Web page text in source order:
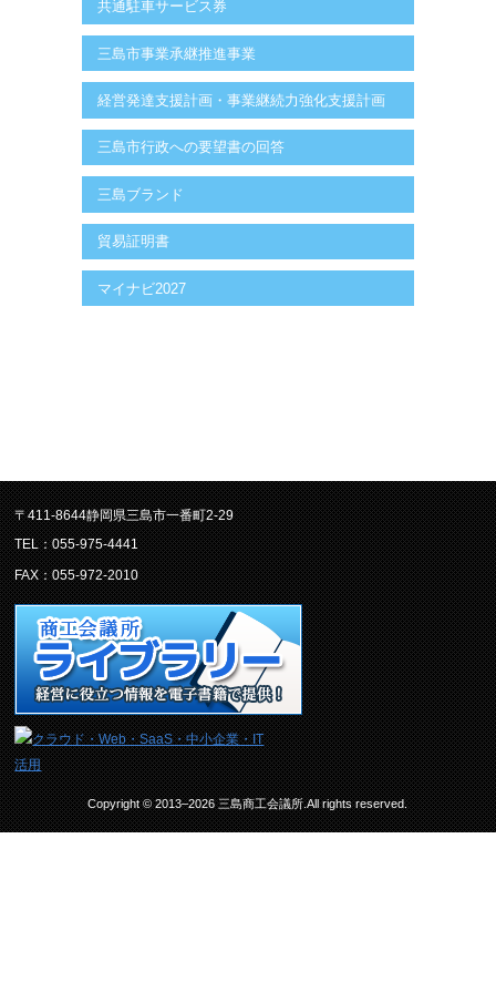
共通駐車サービス券
三島市事業承継推進事業
経営発達支援計画・事業継続力強化支援計画
三島市行政への要望書の回答
三島ブランド
貿易証明書
マイナビ2027
〒411-8644静岡県三島市一番町2-29
TEL：055-975-4441
FAX：055-972-2010
Copyright © 2013–2026 三島商工会議所.All rights reserved.